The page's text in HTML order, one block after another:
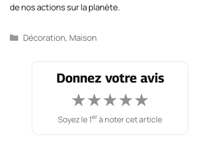
de nos actions sur la planète.
Catégories
Décoration, Maison
Donnez votre avis
★★★★★
Soyez le 1erà noter cet article